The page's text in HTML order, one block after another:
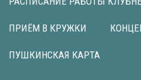
ПРИЁМ В КРУЖКИ
ПУШКИНСКАЯ КАРТА